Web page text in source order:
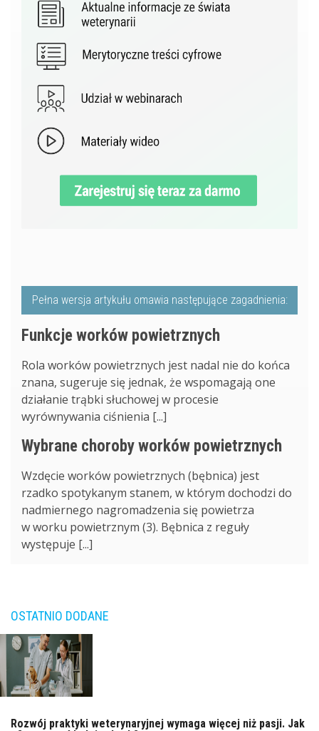
Pełna wersja artykułu omawia następujące zagadnienia:
Funkcje worków powietrznych
Rola worków powietrznych jest nadal nie do końca
znana, sugeruje się jednak, że wspomagają one
działanie trąbki słuchowej w procesie
wyrównywania ciśnienia [...]
Wybrane choroby worków powietrznych
Wzdęcie worków powietrznych (bębnica) jest
rzadko spotykanym stanem, w którym dochodzi do
nadmiernego nagromadzenia się powietrza
w worku powietrznym (3). Bębnica z reguły
występuje [...]
OSTATNIO DODANE
Rozwój praktyki weterynaryjnej wymaga więcej niż pasji. Jak